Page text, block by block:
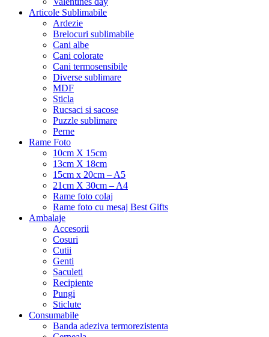
Articole Sublimabile
Ardezie
Brelocuri sublimabile
Cani albe
Cani colorate
Cani termosensibile
Diverse sublimare
MDF
Sticla
Rucsaci si sacose
Puzzle sublimare
Perne
Rame Foto
10cm X 15cm
13cm X 18cm
15cm x 20cm – A5
21cm X 30cm – A4
Rame foto colaj
Rame foto cu mesaj Best Gifts
Ambalaje
Accesorii
Cosuri
Cutii
Genti
Saculeti
Recipiente
Pungi
Sticlute
Consumabile
Banda adeziva termorezistenta